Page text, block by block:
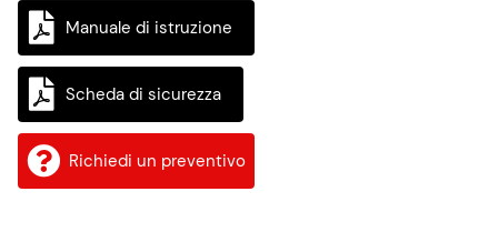
Manuale di istruzione
Scheda di sicurezza
Richiedi un preventivo